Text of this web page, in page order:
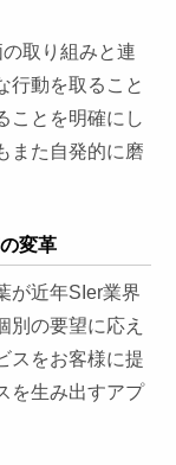
取り組みと連
行動を取ること
ことを明確にし
また自発的に磨
変革
が近年SIer業界
別の要望に応え
スをお客様に提
を生み出すアプ